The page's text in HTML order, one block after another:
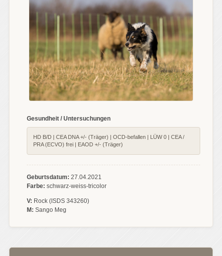
Gesundheit / Untersuchungen
HD B/D | CEA DNA +/- (Träger) | OCD-befallen | LÜW 0 | CEA /
PRA (ECVO) frei | EAOD +/- (Träger)
Geburtsdatum: 27.04.2021
Farbe: schwarz-weiss-tricolor
V: Rock (ISDS 343260)
M: Sango Meg